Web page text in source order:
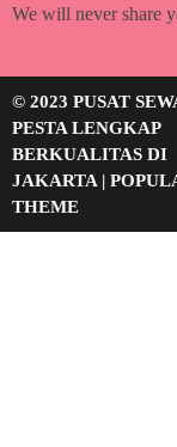
We will never share
© 2023 PUSAT
PESTA LENGKAP
BERKUALITAS DI
JAKARTA |
THEME